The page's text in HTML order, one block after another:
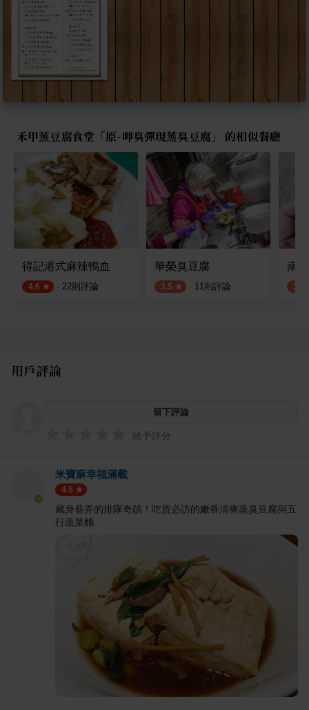
禾甲蒸豆腐食堂「原-呷臭彈現蒸臭豆腐」 的相似餐廳
得記港式麻辣鴨血
4.6 · 22則評論
華榮臭豆腐
3.5 · 11則評論
南
3.9
用戶評論
留下評論
給予評分
米寶麻幸福滿載
4.5
藏身巷弄的排隊奇蹟！吃貨必訪的嫩香清爽蒸臭豆腐與五
行蔬菜麵